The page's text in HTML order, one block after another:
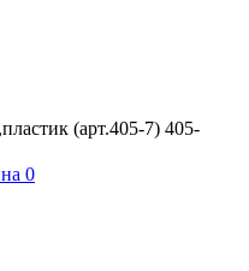
(арт.405-7) 405-
0